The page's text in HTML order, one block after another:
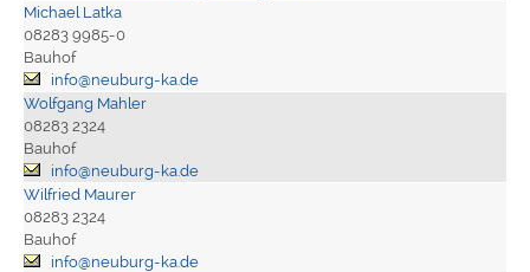
Michael Latka
08283 9985-0
Bauhof
info@neuburg-ka.de
Wolfgang Mahler
08283 2324
Bauhof
info@neuburg-ka.de
Wilfried Maurer
08283 2324
Bauhof
info@neuburg-ka.de